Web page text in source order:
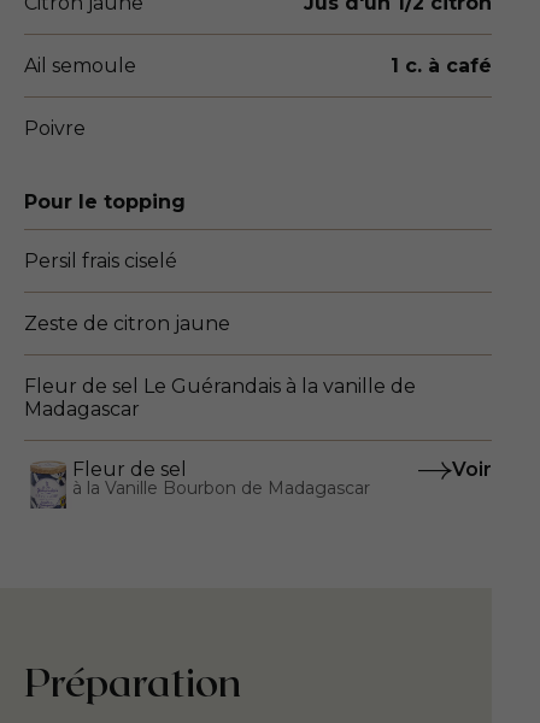
Ail semoule 1 c. à café
Poivre
Pour le topping
Persil frais ciselé
Zeste de citron jaune
Fleur de sel Le Guérandais à la vanille de
Madagascar
Fleur de sel
à la Vanille Bourbon de Madagascar
Voir
Préparation